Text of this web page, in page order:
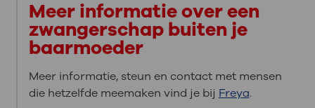
Meer informatie over een
zwangerschap buiten je
baarmoeder
Meer informatie, steun en contact met mensen
die hetzelfde meemaken vind je bij Freya.